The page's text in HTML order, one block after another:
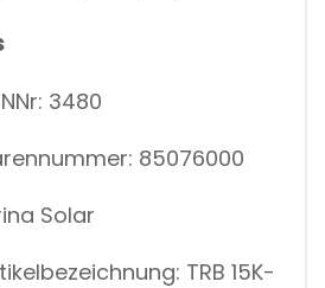
3480
85076000
Solar
TRB 15K-